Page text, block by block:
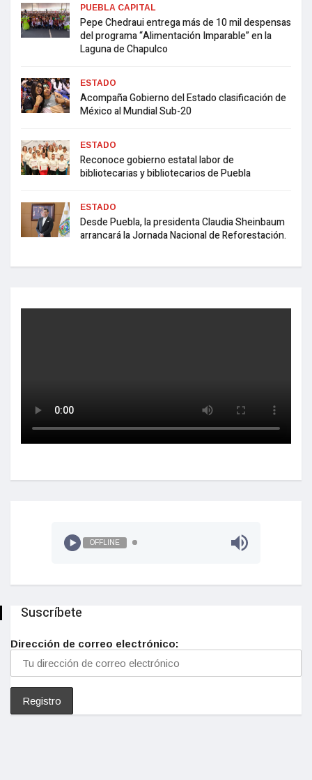
PUEBLA CAPITAL
Pepe Chedraui entrega más de 10 mil despensas
del programa “Alimentación Imparable” en la
Laguna de Chapulco
ESTADO
Acompaña Gobierno del Estado clasificación de
México al Mundial Sub-20
ESTADO
Reconoce gobierno estatal labor de
bibliotecarias y bibliotecarios de Puebla
ESTADO
Desde Puebla, la presidenta Claudia Sheinbaum
arrancará la Jornada Nacional de Reforestación.
OFFLINE
Suscríbete
Dirección de correo electrónico: